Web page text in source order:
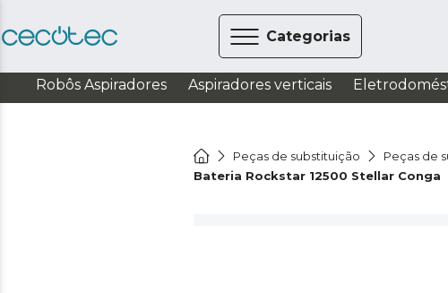
Categorias
Robôs Aspiradores Aspiradores verticais
Peças de substituição Peças de
Bateria Rockstar 12500 Stellar Conga